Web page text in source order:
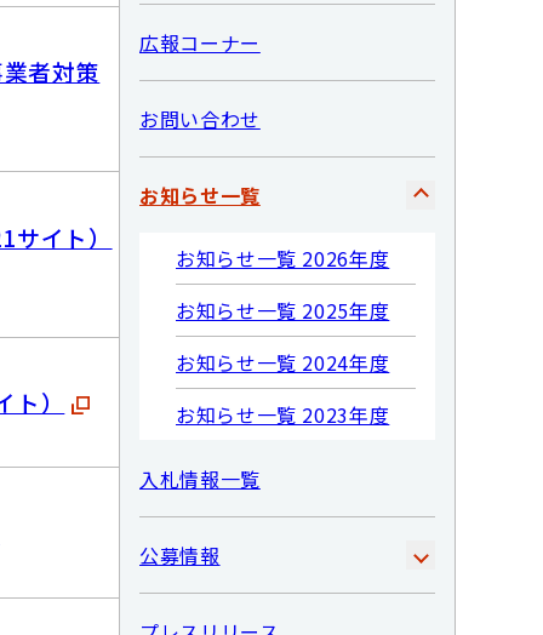
者対策
イト）
）
広報コーナー
お問い合わせ
お知らせ一覧
お知らせ一覧 2026年度
お知らせ一覧 2025年度
お知らせ一覧 2024年度
お知らせ一覧 2023年度
入札情報一覧
公募情報